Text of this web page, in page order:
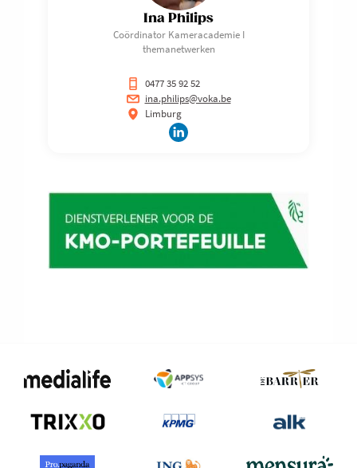
Ina Philips
Coördinator Kameracademie I
themanetwerken
0477 35 92 52
ina.philips@voka.be
Limburg